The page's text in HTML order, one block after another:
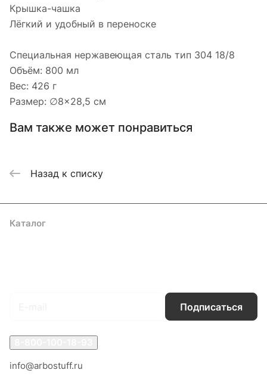
Крышка-чашка
Лёгкий и удобный в переноске
Специальная нержавеющая сталь тип 304 18/8
Объём: 800 мл
Вес: 426 г
Размер: ∅8×28,5 см
Вам также может понравиться
Назад к списку
Каталог
Подписаться
info@arbostuff.ru